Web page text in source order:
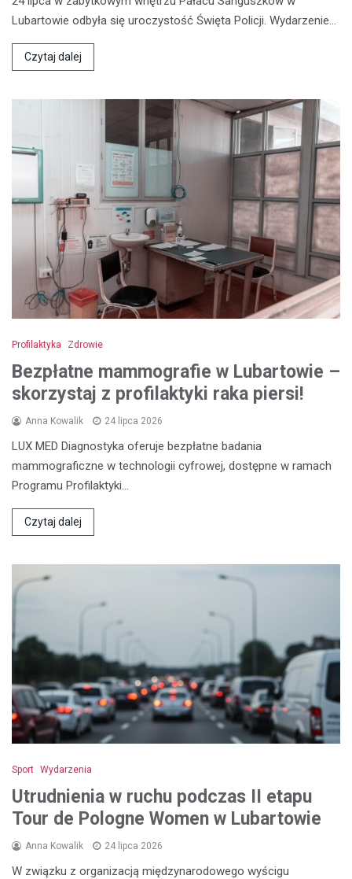
Lubartowie odbyła się uroczystość Święta Policji. Wydarzenie…
Czytaj dalej
Profilaktyka Zdrowie
Bezpłatne mammografie w Lubartowie –
skorzystaj z profilaktyki raka piersi!
Anna Kowalik 24 lipca 2026
LUX MED Diagnostyka oferuje bezpłatne badania
mammograficzne w technologii cyfrowej, dostępne w ramach
Programu Profilaktyki…
Czytaj dalej
Sport Wydarzenia
Utrudnienia w ruchu podczas II etapu
Tour de Pologne Women w Lubartowie
Anna Kowalik 24 lipca 2026
W związku z organizacją międzynarodowego wyścigu